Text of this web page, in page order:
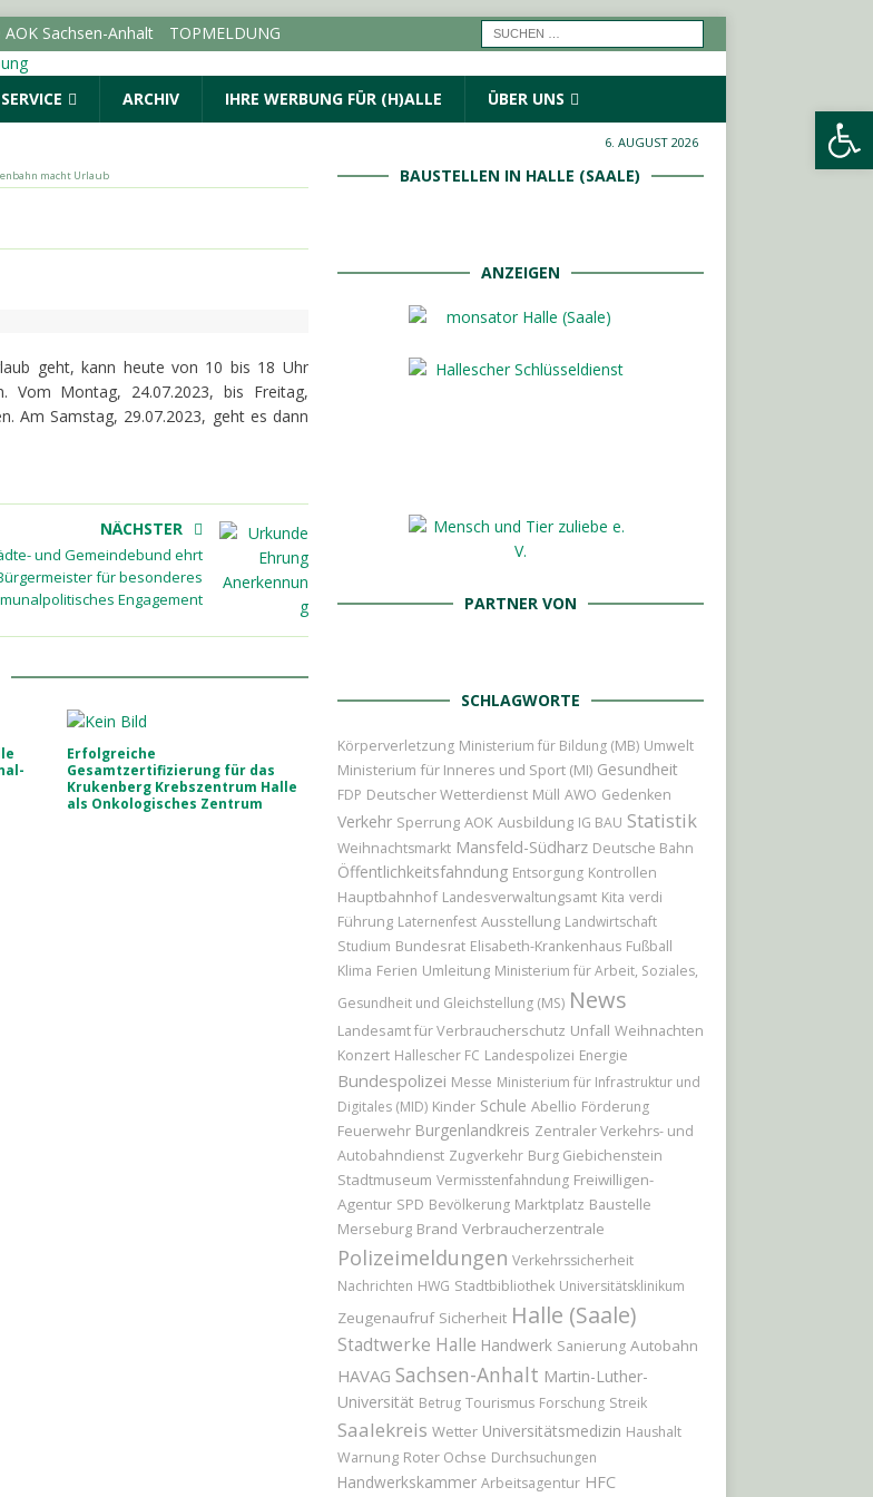
Sachsen-Anhalt
TOPMELDUNG
2026 im September auf
SACHSEN-ANHALT INFO
SERVICE ARCHIV IHRE WERBUNG FÜR (H)ALLE ÜBER UNS
6. AUGUST 2026
macht Urlaub
geht, kann heute von 10 bis 18 Uhr
Vom Montag, 24.07.2023, bis Freitag,
Am Samstag, 29.07.2023, geht es dann
NÄCHSTER
und Gemeindebund ehrt
für besonderes
Engagement
Erfolgreiche
Gesamtzertifizierung für das
Krukenberg Krebszentrum Halle
als Onkologisches Zentrum
BAUSTELLEN IN HALLE (SAALE)
ANZEIGEN
PARTNER VON
SCHLAGWORTE
Körperverletzung Ministerium für Bildung (MB) Umwelt
Ministerium für Inneres und Sport (MI) Gesundheit
FDP Deutscher Wetterdienst Müll AWO Gedenken
Verkehr Sperrung AOK Ausbildung IG BAU Statistik
Weihnachtsmarkt Mansfeld-Südharz Deutsche Bahn
Öffentlichkeitsfahndung Entsorgung Kontrollen
Hauptbahnhof Landesverwaltungsamt Kita verdi
Führung Laternenfest Ausstellung Landwirtschaft
Studium Bundesrat Elisabeth-Krankenhaus Fußball
Klima Ferien Umleitung Ministerium für Arbeit, Soziales,
Gesundheit und Gleichstellung (MS) News
Landesamt für Verbraucherschutz Unfall Weihnachten
Konzert Hallescher FC Landespolizei Energie
Bundespolizei Messe Ministerium für Infrastruktur und
Digitales (MID) Kinder Schule Abellio Förderung
Feuerwehr Burgenlandkreis Zentraler Verkehrs- und
Autobahndienst Zugverkehr Burg Giebichenstein
Stadtmuseum Vermisstenfahndung Freiwilligen-
Agentur SPD Bevölkerung Marktplatz Baustelle
Merseburg Brand Verbraucherzentrale
Polizeimeldungen Verkehrssicherheit
Nachrichten HWG Stadtbibliothek Universitätsklinikum
Zeugenaufruf Sicherheit Halle (Saale)
Stadtwerke Halle Handwerk Sanierung Autobahn
HAVAG Sachsen-Anhalt Martin-Luther-
Universität Betrug Tourismus Forschung Streik
Saalekreis Wetter Universitätsmedizin Haushalt
Warnung Roter Ochse Durchsuchungen
Handwerkskammer Arbeitsagentur HFC
Werkzeugleiste öffnen